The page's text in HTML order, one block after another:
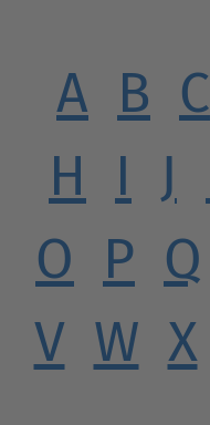
A B C
H I J
O P Q
V W X